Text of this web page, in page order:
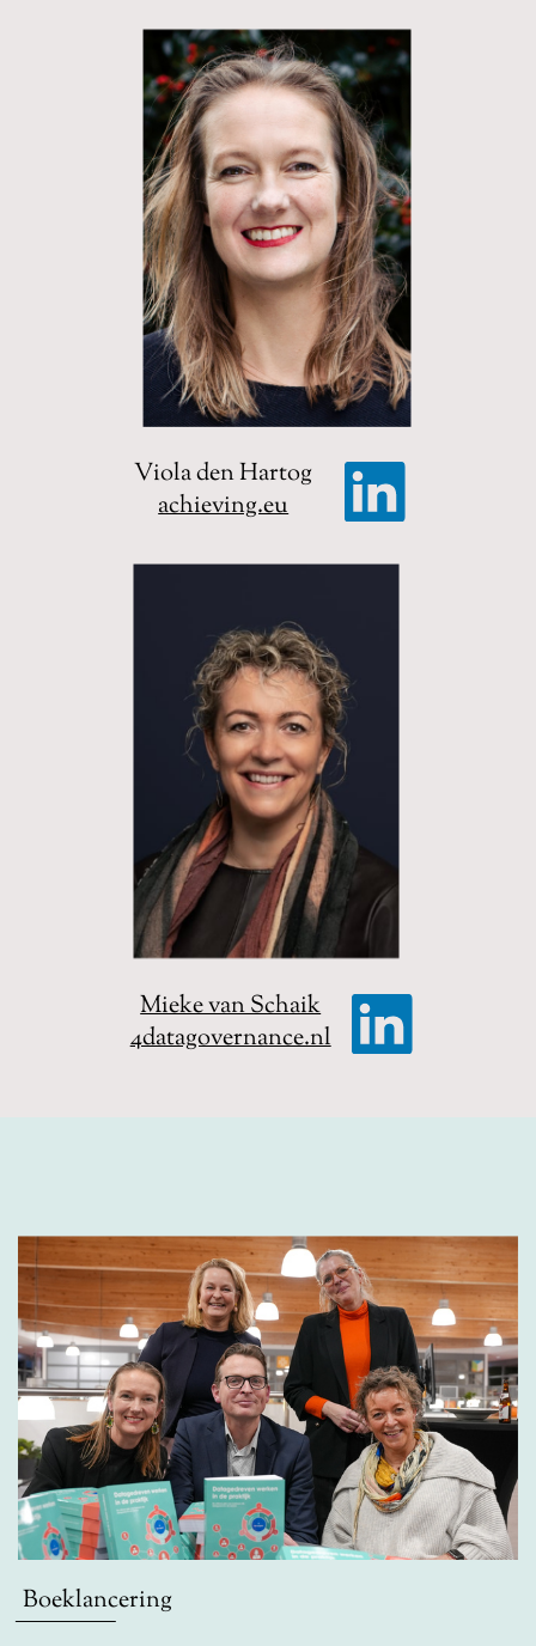
Viola den Hartog
achieving.eu
Mieke van Schaik
4datagovernance.nl
Boeklancering